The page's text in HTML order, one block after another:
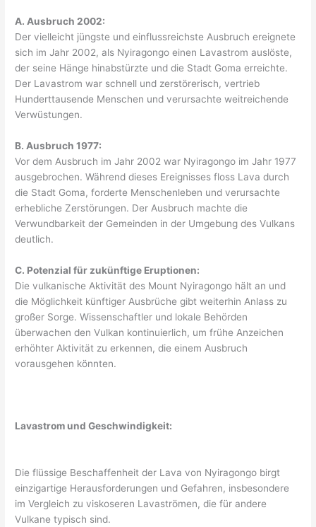
A. Ausbruch 2002:
Der vielleicht jüngste und einflussreichste Ausbruch ereignete
sich im Jahr 2002, als Nyiragongo einen Lavastrom auslöste,
der seine Hänge hinabstürzte und die Stadt Goma erreichte.
Der Lavastrom war schnell und zerstörerisch, vertrieb
Hunderttausende Menschen und verursachte weitreichende
Verwüstungen.
B. Ausbruch 1977:
Vor dem Ausbruch im Jahr 2002 war Nyiragongo im Jahr 1977
ausgebrochen. Während dieses Ereignisses floss Lava durch
die Stadt Goma, forderte Menschenleben und verursachte
erhebliche Zerstörungen. Der Ausbruch machte die
Verwundbarkeit der Gemeinden in der Umgebung des Vulkans
deutlich.
C. Potenzial für zukünftige Eruptionen:
Die vulkanische Aktivität des Mount Nyiragongo hält an und
die Möglichkeit künftiger Ausbrüche gibt weiterhin Anlass zu
großer Sorge. Wissenschaftler und lokale Behörden
überwachen den Vulkan kontinuierlich, um frühe Anzeichen
erhöhter Aktivität zu erkennen, die einem Ausbruch
vorausgehen könnten.
Lavastrom und Geschwindigkeit:
Die flüssige Beschaffenheit der Lava von Nyiragongo birgt
einzigartige Herausforderungen und Gefahren, insbesondere
im Vergleich zu viskoseren Lavaströmen, die für andere
Vulkane typisch sind.